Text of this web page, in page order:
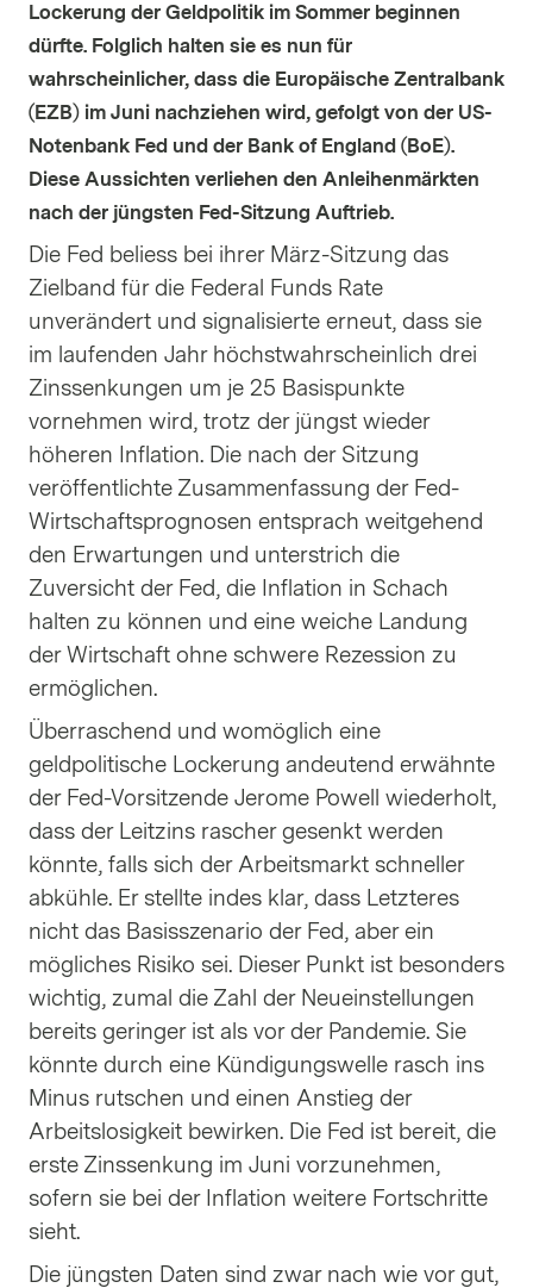
Lockerung der Geldpolitik im Sommer beginnen
dürfte. Folglich halten sie es nun für
wahrscheinlicher, dass die Europäische Zentralbank
(EZB) im Juni nachziehen wird, gefolgt von der US-
Notenbank Fed und der Bank of England (BoE).
Diese Aussichten verliehen den Anleihenmärkten
nach der jüngsten Fed-Sitzung Auftrieb.
Die Fed beliess bei ihrer März-Sitzung das
Zielband für die Federal Funds Rate
unverändert und signalisierte erneut, dass sie
im laufenden Jahr höchstwahrscheinlich drei
Zinssenkungen um je 25 Basispunkte
vornehmen wird, trotz der jüngst wieder
höheren Inflation. Die nach der Sitzung
veröffentlichte Zusammenfassung der Fed-
Wirtschaftsprognosen entsprach weitgehend
den Erwartungen und unterstrich die
Zuversicht der Fed, die Inflation in Schach
halten zu können und eine weiche Landung
der Wirtschaft ohne schwere Rezession zu
ermöglichen.
Überraschend und womöglich eine
geldpolitische Lockerung andeutend erwähnte
der Fed-Vorsitzende Jerome Powell wiederholt,
dass der Leitzins rascher gesenkt werden
könnte, falls sich der Arbeitsmarkt schneller
abkühle. Er stellte indes klar, dass Letzteres
nicht das Basisszenario der Fed, aber ein
mögliches Risiko sei. Dieser Punkt ist besonders
wichtig, zumal die Zahl der Neueinstellungen
bereits geringer ist als vor der Pandemie. Sie
könnte durch eine Kündigungswelle rasch ins
Minus rutschen und einen Anstieg der
Arbeitslosigkeit bewirken. Die Fed ist bereit, die
erste Zinssenkung im Juni vorzunehmen,
sofern sie bei der Inflation weitere Fortschritte
sieht.
Die jüngsten Daten sind zwar nach wie vor gut,